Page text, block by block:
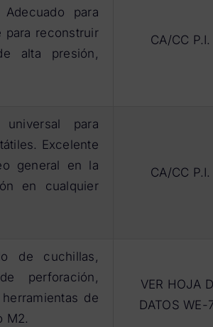
para
para reconstruir
alta presión,
CA/CC P.I.
para
Excelente
general en la
en cualquier
CA/CC P.I.
de cuchillas,
perforación,
de
M2.
VER HOJA
DATOS WE-